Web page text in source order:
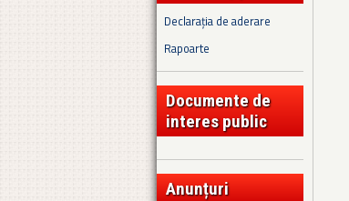
Declarația de aderare
Rapoarte
Documente de
interes public
Anunțuri